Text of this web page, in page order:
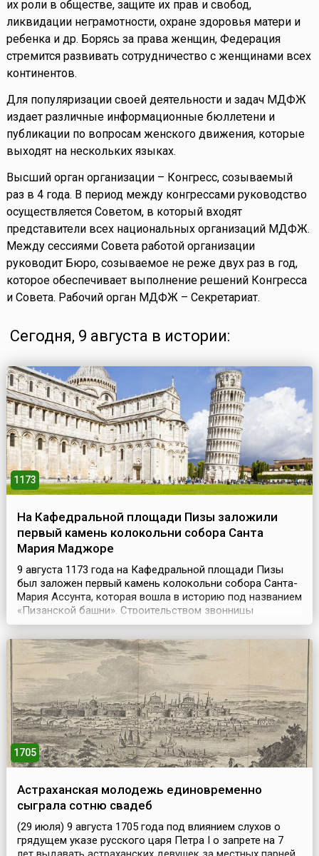
их роли в обществе, защите их прав и свобод,
ликвидации неграмотности, охране здоровья матери и
ребенка и др. Борясь за права женщин, Федерация
стремится развивать сотрудничество с женщинами всех
континентов.
Для популяризации своей деятельности и задач МДФЖ
издает различные информационные бюллетени и
публикации по вопросам женского движения, которые
выходят на нескольких языках.
Высший орган организации – Конгресс, созываемый
раз в 4 года. В период между конгрессами руководство
осуществляется Советом, в который входят
представители всех национальных организаций МДФЖ.
Между сессиями Совета работой организации
руководит Бюро, созываемое не реже двух раз в год,
которое обеспечивает выполнение решений Конгресса
и Совета. Рабочий орган МДФЖ – Секретариат.
Сегодня, 9 августа в истории:
1173
На Кафедральной площади Пизы заложили
первый камень колокольни собора Санта
Мария Маджоре
9 августа 1173 года на Кафедральной площади Пизы
был заложен первый камень колокольни собора Санта-
Мария Ассунта, которая вошла в историю под названием
«Пизанской башни». Строительством звонницы
занимались мастера Гульельмо из Инсбрука и Боннано.
Однако, построив первый этаж высотой 11 метров и два
колоннадных кольца, Бонанно обнаружил, что
колокольня отклонилась от вертикали на четыре
сантиме...
1705
Астраханская молодежь единовременно
сыграла сотню свадеб
(29 июля) 9 августа 1705 года под влиянием слухов о
грядущем указе русского царя Петра I о запрете на 7